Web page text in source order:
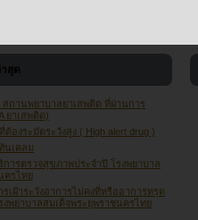
สุด
ถานพยาบาลยาเสพติด ที่ผ่านการ
ยาเสพติด)
องระมัดระวังสูง ( High alert drug )
นเคลม
ารตรวจสุขภาพประจำปี โรงพยาบาล
ครไทย
เฝ้าระวังอาการไม่คงที่หรืออาการทรุด
พยาบาลสมเด็จพระยุพราชนครไทย